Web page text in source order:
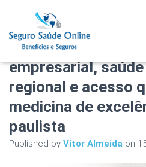
Plano de Saúde
em Engenheiro
empresarial,
regional e acesso
medicina de
paulista
Published by Vitor Almeida on